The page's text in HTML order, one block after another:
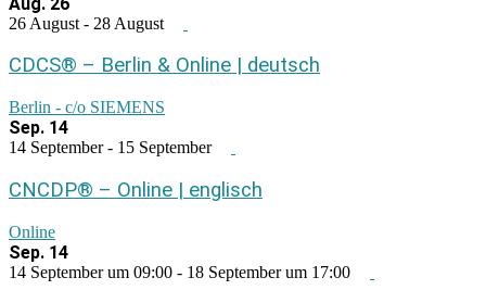
26 August - 28 August
CDCS® – Berlin & Online | deutsch
Berlin - c/o SIEMENS
Sep. 14
14 September- 15 September
CNCDP® – Online | englisch
Online
Sep. 14
14 September um 09:00 - 18 September um 17:00